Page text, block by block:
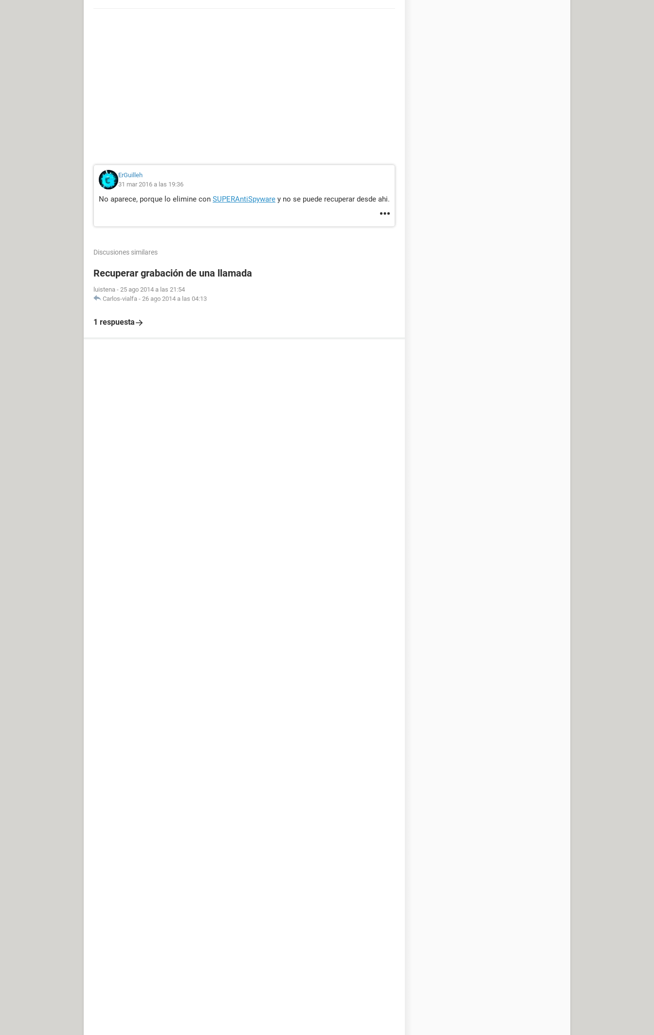
ErGuilleh
31 mar 2016 a las 19:36
No aparece, porque lo elimine con SUPERAntiSpyware y no se puede recuperar desde ahi.
Discusiones similares
Recuperar grabación de una llamada
luistena - 25 ago 2014 a las 21:54
Carlos-vialfa - 26 ago 2014 a las 04:13
1 respuesta